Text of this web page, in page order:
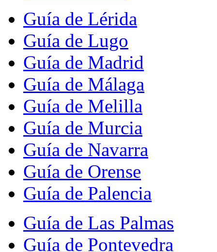
Guía de Lérida
Guía de Lugo
Guía de Madrid
Guía de Málaga
Guía de Melilla
Guía de Murcia
Guía de Navarra
Guía de Orense
Guía de Palencia
Guía de Las Palmas
Guía de Pontevedra